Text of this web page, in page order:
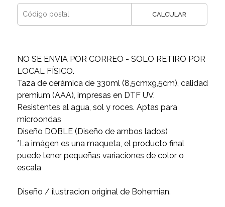
CALCULAR
NO SE ENVIA POR CORREO - SOLO RETIRO POR
LOCAL FÍSICO.
Taza de cerámica de 330ml (8,5cmx9,5cm), calidad
premium (AAA), impresas en DTF UV.
Resistentes al agua, sol y roces. Aptas para
microondas
Diseño DOBLE (Diseño de ambos lados)
*La imágen es una maqueta, el producto final
puede tener pequeñas variaciones de color o
escala
Diseño / ilustracion original de Bohemian.